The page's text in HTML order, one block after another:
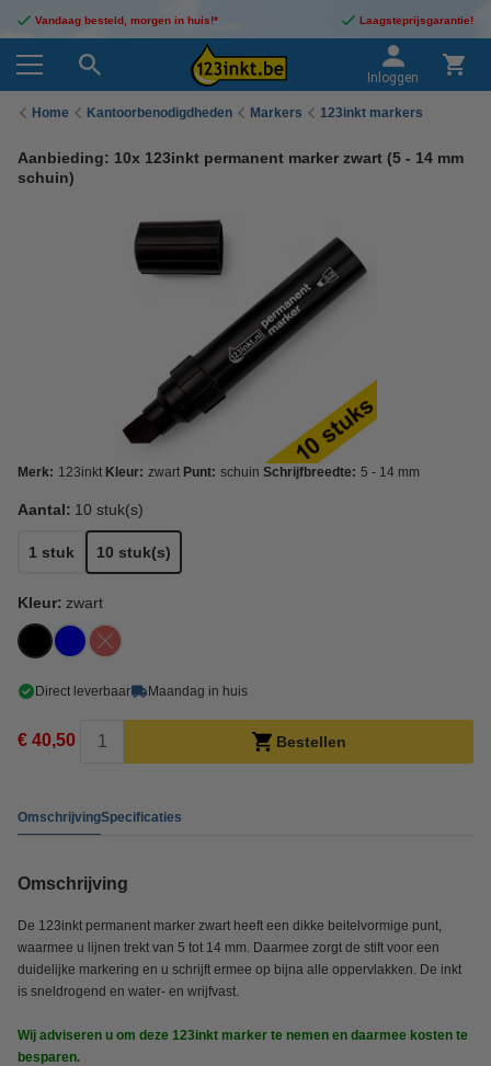
Vandaag besteld, morgen in huis!* Laagsteprijsgarantie!
Inloggen
Home Kantoorbenodigdheden Markers 123inkt markers
Aanbieding: 10x 123inkt permanent marker zwart (5 - 14 mm
schuin)
Merk: 123inkt Kleur: zwart Punt: schuin Schrijfbreedte: 5 - 14 mm
Aantal: 10 stuk(s)
1 stuk 10 stuk(s)
Kleur: zwart
Direct leverbaar Maandag in huis
€ 40,50 Bestellen
OmschrijvingSpecificaties
Omschrijving
De 123inkt permanent marker zwart heeft een dikke beitelvormige punt,
waarmee u lijnen trekt van 5 tot 14 mm. Daarmee zorgt de stift voor een
duidelijke markering en u schrijft ermee op bijna alle oppervlakken. De inkt
is sneldrogend en water- en wrijfvast.
Wij adviseren u om deze 123inkt marker te nemen en daarmee kosten te
besparen.